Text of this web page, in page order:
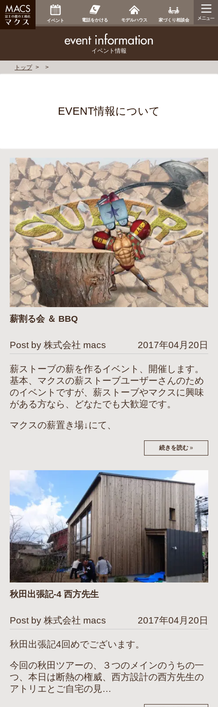
イベント 電話をかける モデルハウス 家づくり相談会
イベント情報
トップ
EVENT情報について
薪割る会 ＆ BBQ
Post by 株式会社 macs 2017年04月20日
薪ストーブの薪を作るイベント、開催します。
基本、マクスの薪ストーブユーザーさんのため
のイベントですが、薪ストーブやマクスに興味
がある方なら、どなたでも大歓迎です。
マクスの薪置き場↓にて、
続きを読む »
秋田出張記-4 西方先生
Post by 株式会社 macs 2017年04月20日
秋田出張記4回めでございます。
今回の秋田ツアーの、３つのメインのうちの一
つ、本日は断熱の権威、西方設計の西方先生の
アトリエとご自宅の見…